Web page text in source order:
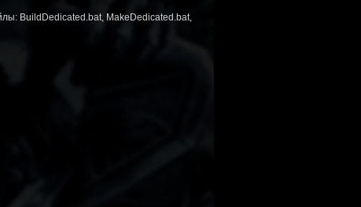
BuildDedicated.bat, MakeDedicated.bat,